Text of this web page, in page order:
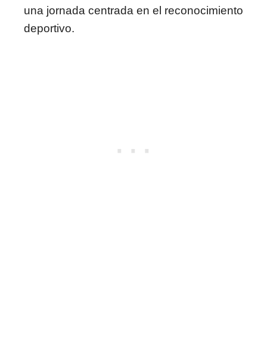
una jornada centrada en el reconocimiento
deportivo.